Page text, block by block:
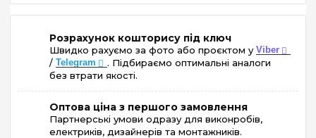
Розрахунок кошторису під ключ
Швидко рахуємо за фото або проєктом у Viber
/ Telegram
. Підбираємо оптимальні аналоги
без втрати якості.
Оптова ціна з першого замовлення
Партнерські умови одразу для виконробів,
електриків, дизайнерів та монтажників.